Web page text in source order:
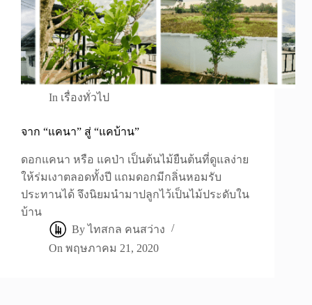
In เรื่องทั่วไป
จาก “แคนา” สู่ “แคบ้าน”
ดอกแคนา หรือ แคป่า เป็นต้นไม้ยืนต้นที่ดูแลง่าย
ให้ร่มเงาตลอดทั้งปี แถมดอกมีกลิ่นหอมรับ
ประทานได้ จึงนิยมนำมาปลูกไว้เป็นไม้ประดับใน
บ้าน
By ไทสกล คนสว่าง
On พฤษภาคม 21, 2020